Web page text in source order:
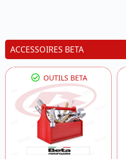
ACCESSOIRES BETA
OUTILS BETA